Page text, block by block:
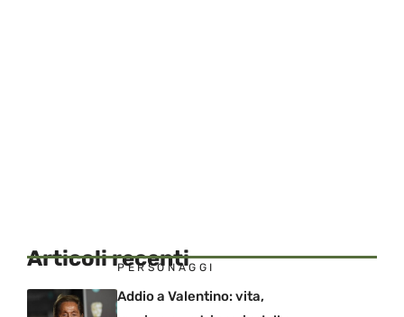
Articoli recenti
PERSONAGGI
Addio a Valentino: vita,